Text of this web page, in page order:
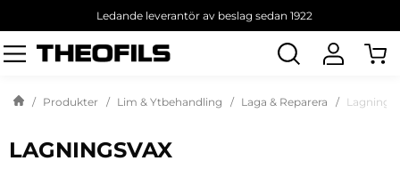
Ledande leverantör av beslag sedan 1922
Sök
produkt
Produkter Lim & Ytbehandling Laga & Reparera
LAGNINGSVAX